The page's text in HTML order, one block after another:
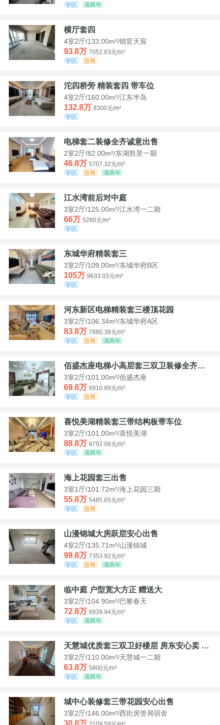
学区
满两年
横厅套四
4室2厅/133.00m²/锦官天宸
93.8万 7052.63元/m²
学区
急售
沱四桥旁 精装套四 带车位
4室2厅/160.00m²/江东半岛
132.8万 8300元/m²
学区
电梯套二装修全齐诚意出售
2室2厅/82.00m²/东湖胜景一期
46.8万 5707.32元/m²
学区
急售 满两年
江水湾前后对中庭
3室2厅/125.00m²/江水湾一二期
66万 5280元/m²
学区
东城华府精装套三
3室2厅/109.00m²/东城华府B区
105万 9633.03元/m²
学区
河东新区电梯精装套三楼顶花园
3室2厅/106.34m²/东城华府A区
83.8万 7880.38元/m²
学区
急售 满两年
佰盛杰座电梯小高层套三双卫装修全齐诚意出售
3室2厅/101.00m²/佰盛杰座
69.8万 6910.89元/m²
学区
急售
喜悦美湖精装套三带结构板带车位
3室2厅/101.00m²/喜悦美湖
88.8万 8792.08元/m²
学区
满两年
海上花园套三出售
3室1厅/101.72m²/海上花园三期
55.8万 5485.65元/m²
学区
急售
山漫锦城大房跃层安心出售
4室2厅/135.71m²/山漫锦城
99.8万 7353.92元/m²
学区
急售 满两年
临中庭 户型宽大方正 赠送大
3室2厅/104.90m²/巴黎春天
72.8万 6939.94元/m²
学区
满两年
天慧城优质套三双卫好楼层 房东安心卖 价格好谈
3室2厅/110.00m²/天慧城一二期
63.8万 5800元/m²
学区
满两年
城中心装修套三带花园安心出售
3室2厅/146.00m²/西街房管局宿舍
30.8万